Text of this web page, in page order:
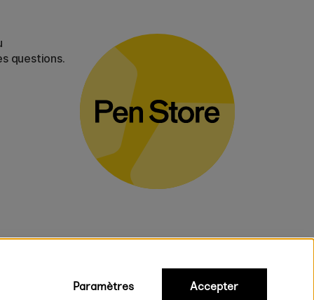
questions.
Paramètres Accepter